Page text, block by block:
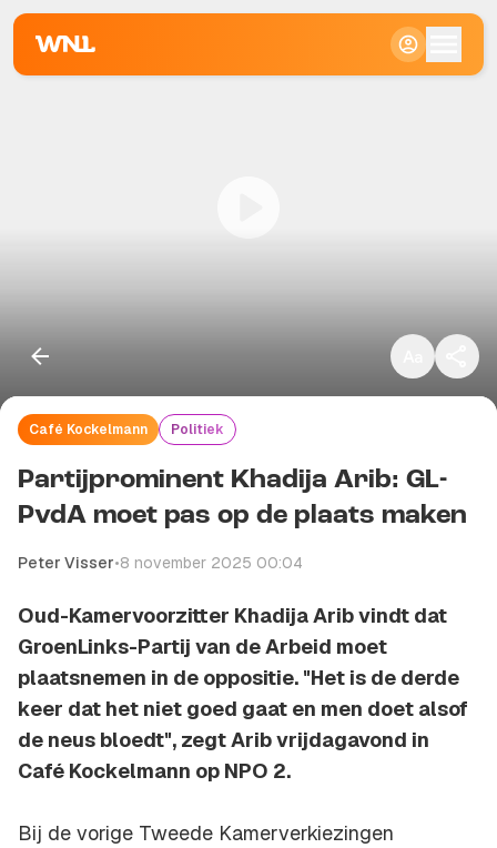
Café Kockelmann Politiek
Partijprominent Khadija Arib: GL-
PvdA moet pas op de plaats maken
Peter Visser•8 november 2025 00:04
Oud-Kamervoorzitter Khadija Arib vindt dat
GroenLinks-Partij van de Arbeid moet
plaatsnemen in de oppositie. "Het is de derde
keer dat het niet goed gaat en men doet alsof
de neus bloedt", zegt Arib vrijdagavond in
Café Kockelmann op NPO 2.
Bij de vorige Tweede Kamerverkiezingen